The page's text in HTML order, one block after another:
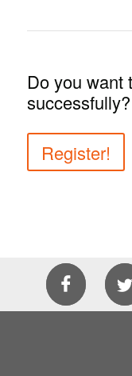
Do you want
successfully?
Register!